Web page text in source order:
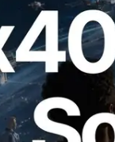
paient à la